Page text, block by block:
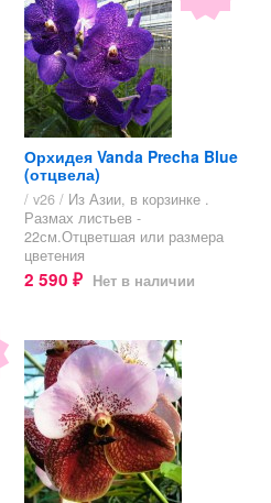
Орхидея Vanda Precha Blue
(отцвела)
/ v26 / Из Азии, в корзинке .
Размах листьев -
22см.Отцветшая или размера
цветения
2 590 ₽ Нет в наличии